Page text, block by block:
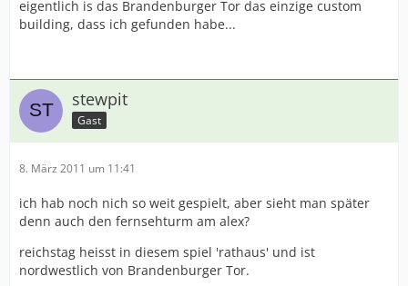
eigentlich is das Brandenburger Tor das einzige custom
building, dass ich gefunden habe...
stewpit
Gast
8. März 2011 um 11:41
ich hab noch nich so weit gespielt, aber sieht man später
denn auch den fernsehturm am alex?
reichstag heisst in diesem spiel 'rathaus' und ist
nordwestlich von Brandenburger Tor.